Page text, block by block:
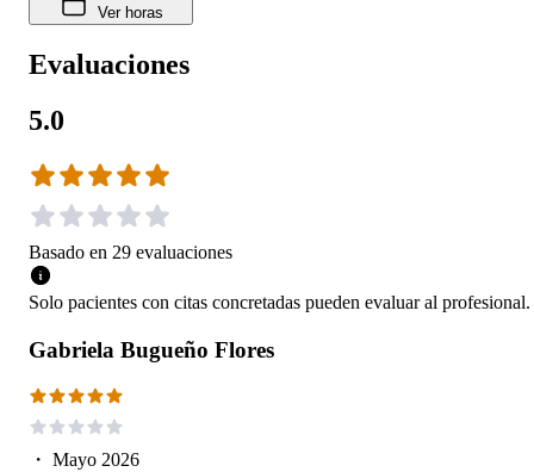
Ver horas
Evaluaciones
5.0
Basado en 29 evaluaciones
Solo pacientes con citas concretadas pueden evaluar al profesional.
Gabriela Bugueño Flores
・ Mayo 2026